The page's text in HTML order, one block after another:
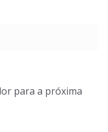
para a próxima